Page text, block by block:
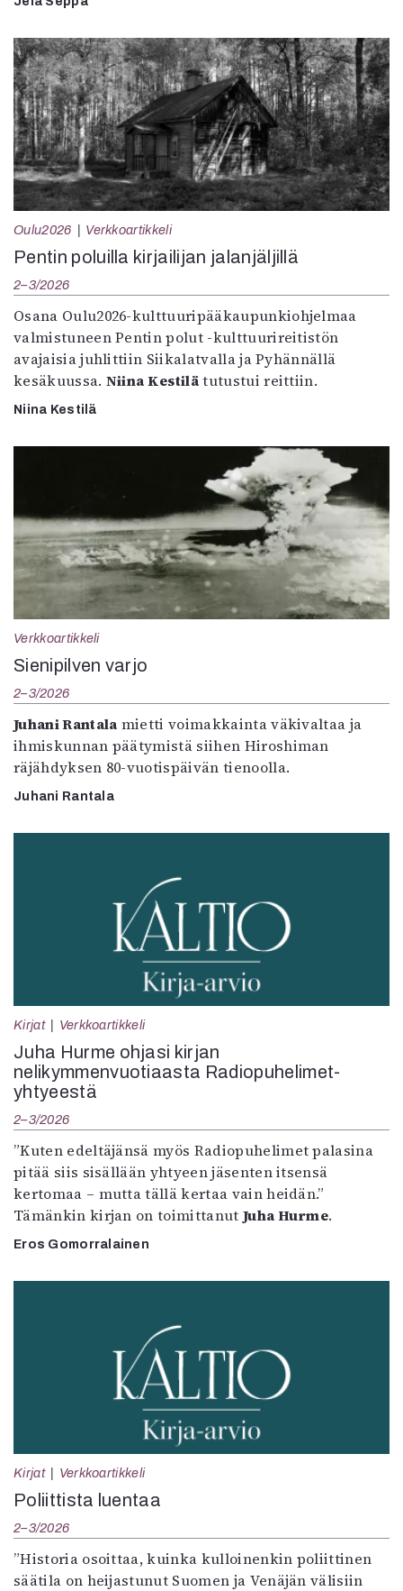
Oulu2026 Verkkoartikkeli
Pentin poluilla kirjailijan jalanjäljillä
2–3/2026
Osana Oulu2026-kulttuuripääkaupunkiohjelmaa
valmistuneen Pentin polut -kulttuurireitistön
avajaisia juhlittiin Siikalatvalla ja Pyhännällä
kesäkuussa. Niina Kestilätutustui reittiin.
Niina Kestilä
Verkkoartikkeli
Sienipilven varjo
2–3/2026
Juhani Rantala mietti voimakkainta väkivaltaa ja
ihmiskunnan päätymistä siihen Hiroshiman
räjähdyksen 80-vuotispäivän tienoolla.
Juhani Rantala
Kirjat Verkkoartikkeli
Juha Hurme ohjasi kirjan
nelikymmenvuotiaasta Radiopuhelimet-
yhtyeestä
2–3/2026
”Kuten edeltäjänsä myös Radiopuhelimet palasina
pitää siis sisällään yhtyeen jäsenten itsensä
kertomaa – mutta tällä kertaa vain heidän.”
Tämänkin kirjan on toimittanut Juha Hurme.
Eros Gomorralainen
Kirjat Verkkoartikkeli
Poliittista luentaa
2–3/2026
”Historia osoittaa, kuinka kulloinenkin poliittinen
säätila on heijastunut Suomen ja Venäjän välisiin